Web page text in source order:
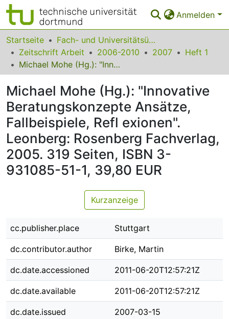
Anmelden
Bereiche & Sammlungen
Das gesamte Repositorium
FAQ
Leitlinien
Zurück zur Startseite
Startseite
Fach- und Universitätsübergreifendes
Zeitschrift Arbeit
2006-2010 2007
Heft 1
Michael Mohe (Hg.): "Innovative Beratungskonzepte Ansätze, Fallbeispiele, Refl exionen". Leonberg: Rosenberg Fachverlag, 2005. 319 Seiten, ISBN 3-931085-51-1, 39,80 EUR
Michael Mohe (Hg.): "Innovative
Beratungskonzepte Ansätze,
Fallbeispiele, Refl exionen".
Leonberg: Rosenberg Fachverlag,
2005. 319 Seiten, ISBN 3-
931085-51-1, 39,80 EUR
Kurzanzeige
cc.publisher.place Stuttgart
dc.contributor.author Birke, Martin
dc.date.accessioned 2011-06-20T12:57:21Z
dc.date.available 2011-06-20T12:57:21Z
dc.date.issued 2007-03-15